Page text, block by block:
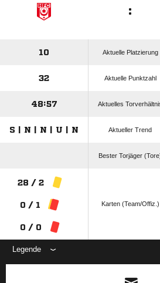
:
10 Aktuelle Platzierung
32 Aktuelle Punktzahl
48:57 Aktuelles
S | N | N | U | N Aktueller Trend
Bester Torjäger
28 / 2
0 / 1
0 / 0
Karten (Team/Offiz.)
Legende
ANZEIGE